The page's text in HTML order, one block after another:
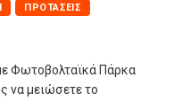
ΠΡΟΤΆΣΕΙΣ
Φωτοβολταϊκά Πάρκα
να μειώσετε το